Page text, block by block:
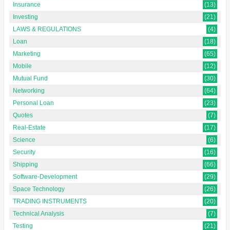
Insurance
(13)
Investing
(21)
LAWS & REGULATIONS
(4)
Loan
(18)
Marketing
(65)
Mobile
(12)
Mutual Fund
(30)
Networking
(64)
Personal Loan
(23)
Quotes
(7)
Real-Estate
(17)
Science
(6)
Security
(16)
Shipping
(66)
Software-Development
(29)
Space Technology
(26)
TRADING INSTRUMENTS
(20)
Technical Analysis
(7)
Testing
(21)